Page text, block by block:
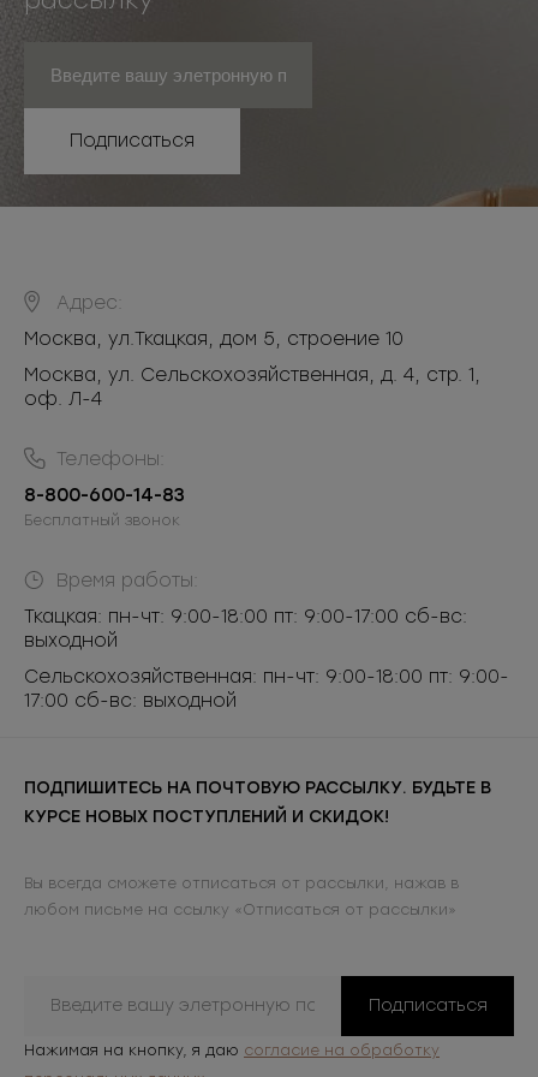
Подписаться
Адрес:
Москва, ул.Ткацкая, дом 5, строение 10
Москва, ул. Сельскохозяйственная, д. 4, стр. 1,
оф. Л-4
Телефоны:
8-800-600-14-83
Бесплатный звонок
Время работы:
Ткацкая: пн-чт: 9:00-18:00 пт: 9:00-17:00 сб-вс:
выходной
Сельскохозяйственная: пн-чт: 9:00-18:00 пт: 9:00-
17:00 сб-вс: выходной
ПОДПИШИТЕСЬ НА ПОЧТОВУЮ РАССЫЛКУ. БУДЬТЕ В
КУРСЕ НОВЫХ ПОСТУПЛЕНИЙ И СКИДОК!
Вы всегда сможете отписаться от рассылки, нажав в
любом письме на ссылку «Отписаться от рассылки»
Подписаться
Нажимая на кнопку, я даю согласие на обработку